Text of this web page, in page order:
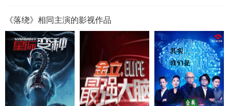
《落绕》相同主演的影视作品